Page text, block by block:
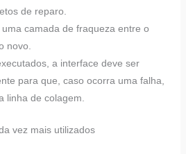
de reparo.
camada de fraqueza entre o
novo.
a interface deve ser
para que, caso ocorra uma falha,
linha de colagem.
vez mais utilizados